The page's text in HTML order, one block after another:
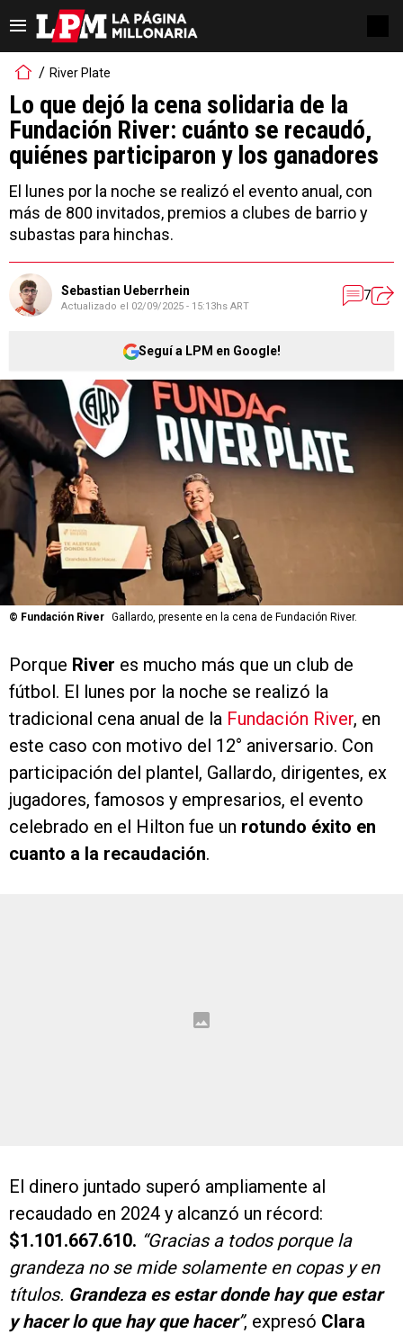
River Plate
Lo que dejó la cena solidaria de la
Fundación River: cuánto se recaudó,
quiénes participaron y los ganadores
El lunes por la noche se realizó el evento anual, con
más de 800 invitados, premios a clubes de barrio y
subastas para hinchas.
Sebastian Ueberrhein
Actualizado el 02/09/2025 - 15:13hs ART
7
Seguí a LPM en Google!
© Fundación River Gallardo, presente en la cena de Fundación River.
Porque River es mucho más que un club de
fútbol. El lunes por la noche se realizó la
tradicional cena anual de la Fundación River, en
este caso con motivo del 12° aniversario. Con
participación del plantel, Gallardo, dirigentes, ex
jugadores, famosos y empresarios, el evento
celebrado en el Hilton fue un rotundo éxito en
cuanto a la recaudación.
El dinero juntado superó ampliamente al
recaudado en 2024 y alcanzó un récord:
$1.101.667.610. “Gracias a todos porque la
grandeza no se mide solamente en copas y en
títulos. Grandeza es estar donde hay que estar
y hacer lo que hay que hacer”, expresó Clara